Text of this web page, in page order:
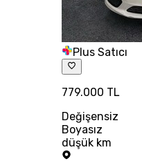
Plus Satıcı
779.000 TL
Değişensiz
Boyasız
düşük km